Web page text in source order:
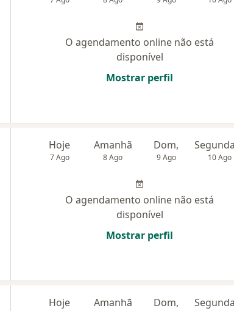
O agendamento online não está
disponível
Mostrar perfil
Hoje
7 Ago
Amanhã
8 Ago
Dom,
9 Ago 10 Ago
O agendamento online não está
disponível
Mostrar perfil
Hoje Amanhã Dom,